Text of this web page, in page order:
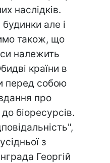
наслідків.
будинки але і
також, що
належить
країни в
перед собою
про
біоресурсів.
з
Георгій